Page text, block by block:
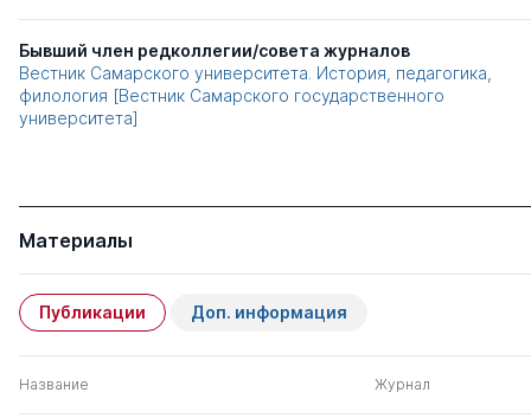
Бывший член редколлегии/совета журналов
Вестник Самарского университета. История, педагогика,
филология [Вестник Самарского государственного
университета]
Материалы
Публикации Доп. информация
Название Журнал